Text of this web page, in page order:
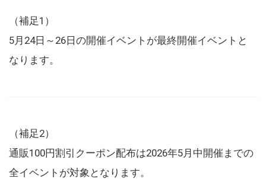
（補足1）
5月24日～26日の開催イベントが最終開催イベントと
なります。
（補足2）
通販100円割引クーポン配布は2026年5月中開催までの
全イベントが対象となります。